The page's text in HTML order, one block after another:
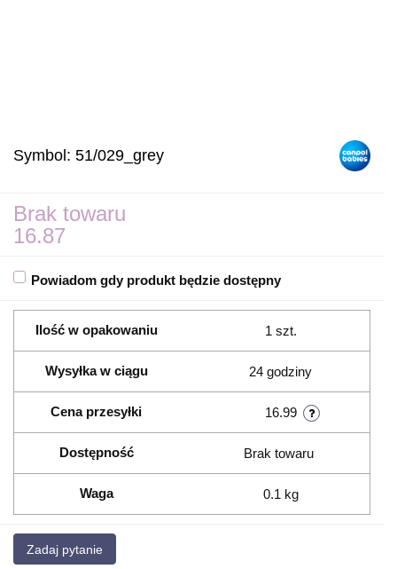
Symbol: 51/029_grey
Brak towaru
16.87
Powiadom gdy produkt będzie dostępny
Ilość w opakowaniu 1 szt.
Wysyłka w ciągu 24 godziny
Cena przesyłki 16.99
Dostępność Brak towaru
Waga 0.1 kg
Zadaj pytanie